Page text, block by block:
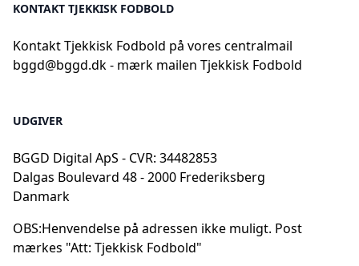
KONTAKT TJEKKISK FODBOLD
Kontakt Tjekkisk Fodbold på vores centralmail
bggd@bggd.dk- mærk mailen Tjekkisk Fodbold
UDGIVER
BGGD Digital ApS - CVR: 34482853
Dalgas Boulevard 48 - 2000 Frederiksberg
Danmark
OBS:Henvendelse på adressen ikke muligt. Post
mærkes "Att: Tjekkisk Fodbold"